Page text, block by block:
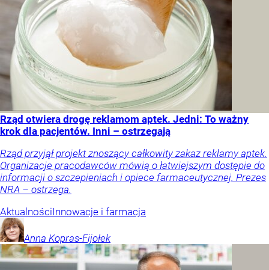
Rząd otwiera drogę reklamom aptek. Jedni: To ważny
krok dla pacjentów. Inni – ostrzegają
Rząd przyjął projekt znoszący całkowity zakaz reklamy aptek.
Organizacje pracodawców mówią o łatwiejszym dostępie do
informacji o szczepieniach i opiece farmaceutycznej. Prezes
NRA – ostrzega.
AktualnościInnowacje i farmacja
Anna Kopras-Fijołek